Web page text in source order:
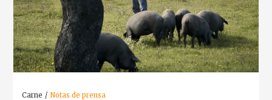
Carne Notas de prensa